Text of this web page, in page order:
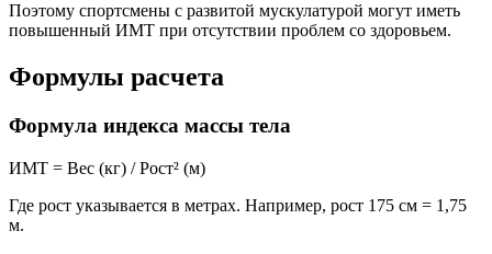
Поэтому спортсмены с развитой мускулатурой могут иметь
повышенный ИМТ при отсутствии проблем со здоровьем.
Формулы расчета
Формула индекса массы тела
ИМТ = Вес (кг) / Рост² (м)
Где рост указывается в метрах. Например, рост 175 см = 1,75
м.